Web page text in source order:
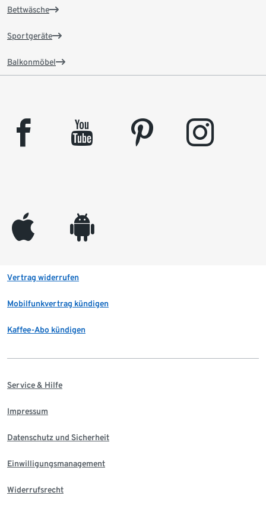
Bettwäsche
Sportgeräte
Balkonmöbel
facebook youtube pinterest instagram
appleinc android
Vertrag widerrufen
Mobilfunkvertrag kündigen
Kaffee-Abo kündigen
Service & Hilfe
Impressum
Datenschutz und Sicherheit
Einwilligungsmanagement
Widerrufsrecht